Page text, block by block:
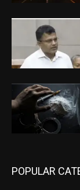
POPULAR